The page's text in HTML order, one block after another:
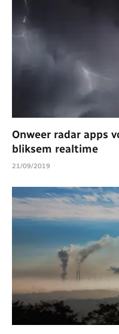
Onweer radar apps
bliksem realtime
21/09/2019